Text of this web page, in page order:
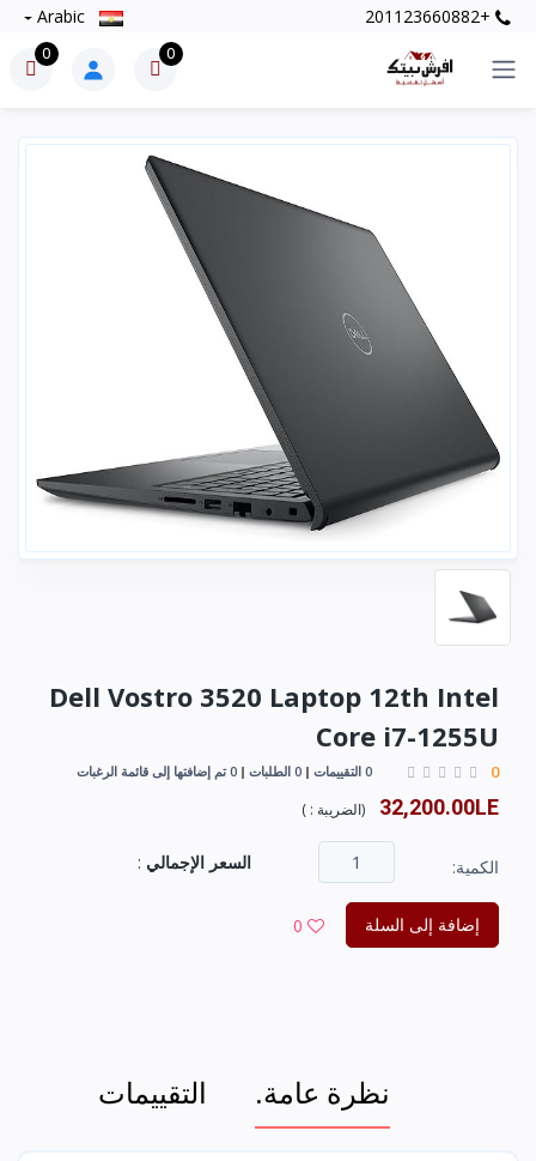
+201123660882
0
0
Dell Vostro 3520 Laptop 12th Intel
Core i7-1255U
0 0 التقييمات 0 الطلبات 0 تم إضافتها إلى قائمة الرغبات
32,200.00LE
(الضريبة : )
الكمية: السعر الإجمالي :
إضافة إلى السلة 0
نظرة عامة. التقييمات